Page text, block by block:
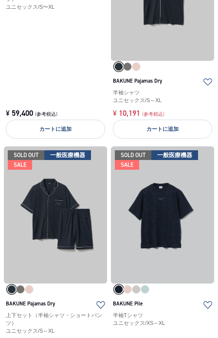
ユニセックス/S〜XL
¥ 59,400 (参考税込)
カートに追加
BAKUNE Pajamas Dry
半袖シャツ
ユニセックス/S～XL
¥ 10,191 (参考税込)
カートに追加
SOLD OUT
一般医療機器
SALE
BAKUNE Pajamas Dry
上下セット（半袖シャツ・ショートパン
ツ）
ユニセックス/S～XL
SOLD OUT
一般医療機器
SALE
BAKUNE Pile
半袖Tシャツ
ユニセックス/XS～XL